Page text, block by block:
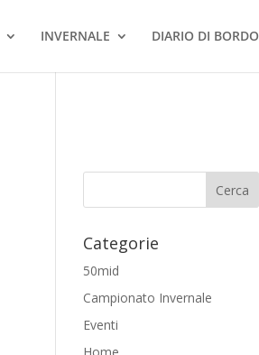
INVERNALE DIARIO DI BORDO
Categorie
50mid
Campionato Invernale
Eventi